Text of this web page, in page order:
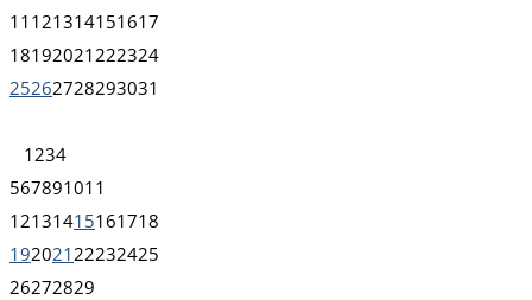
11 121314151617
18192021 222324
25262728293031
1 234
567891011
12131415161718
192021 22232425
26272829